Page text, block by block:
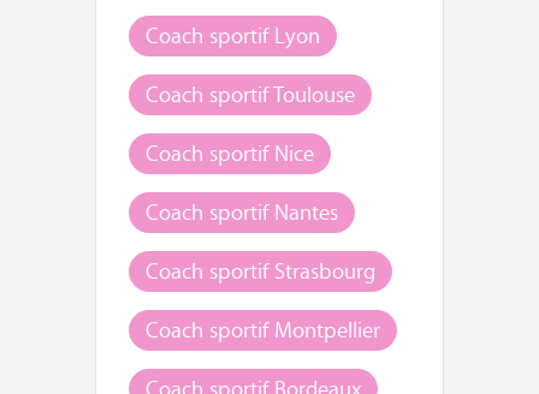
Coach sportif Lyon
Coach sportif Toulouse
Coach sportif Nice
Coach sportif Nantes
Coach sportif Strasbourg
Coach sportif Montpellier